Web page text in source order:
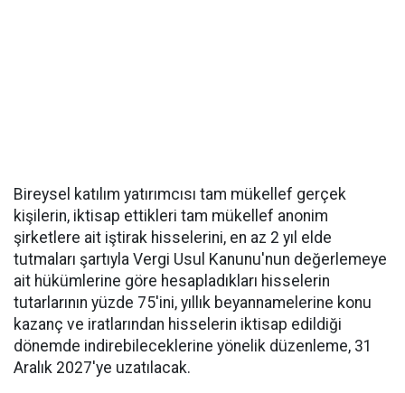
Bireysel katılım yatırımcısı tam mükellef gerçek
kişilerin, iktisap ettikleri tam mükellef anonim
şirketlere ait iştirak hisselerini, en az 2 yıl elde
tutmaları şartıyla Vergi Usul Kanunu'nun değerlemeye
ait hükümlerine göre hesapladıkları hisselerin
tutarlarının yüzde 75'ini, yıllık beyannamelerine konu
kazanç ve iratlarından hisselerin iktisap edildiği
dönemde indirebileceklerine yönelik düzenleme, 31
Aralık 2027'ye uzatılacak.